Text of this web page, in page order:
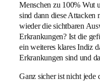
Menschen zu 100% Wut
sind dann diese Attacken
wieder die sichtbaren
Erkrankungen? Ist die
ein weiteres klares Indiz
Erkrankungen sind und
Ganz sicher ist nicht jede